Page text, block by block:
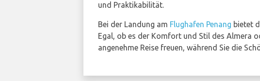
und Praktikabilität.
Bei der Landung am Flughafen Penang bietet
Egal, ob es der Komfort und Stil des Almera
angenehme Reise freuen, während Sie die